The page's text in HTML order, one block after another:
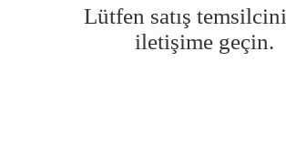
Lütfen satış
iletişime geçin.